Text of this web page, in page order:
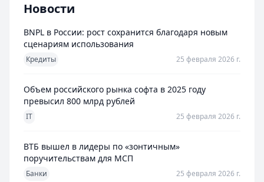
Новости
BNPL в России: рост сохранится благодаря новым
сценариям использования
Кредиты 25 февраля 2026 г.
Объем российского рынка софта в 2025 году
превысил 800 млрд рублей
IT 25 февраля 2026 г.
ВТБ вышел в лидеры по «зонтичным»
поручительствам для МСП
Банки 25 февраля 2026 г.